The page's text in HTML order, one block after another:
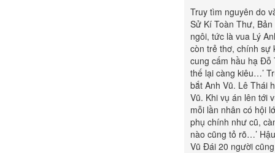
Truy tìm nguyên do
Sử Kí Toàn Thư,
ngôi, tức là vua Lý
còn trẻ thơ, chính sự
cung cấm hầu hạ Đỗ
thế lại càng kiêu…’
bắt Anh Vũ. Lê Thái
Vũ. Khi vụ án lên tới
mỗi lần nhân có hội
phụ chính như cũ,
nào cũng tỏ rõ…’
Vũ Đái 20 người